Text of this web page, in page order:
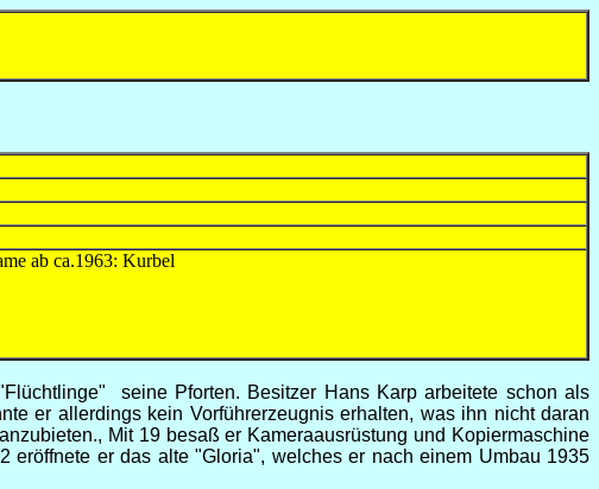
ca.1963: Kurbel
seine Pforten. Besitzer Hans Karp arbeitete schon als
er allerdings kein Vorführerzeugnis erhalten, was ihn nicht daran
Mit 19 besaß er Kameraausrüstung und Kopiermaschine
er das alte "Gloria", welches er nach einem Umbau 1935